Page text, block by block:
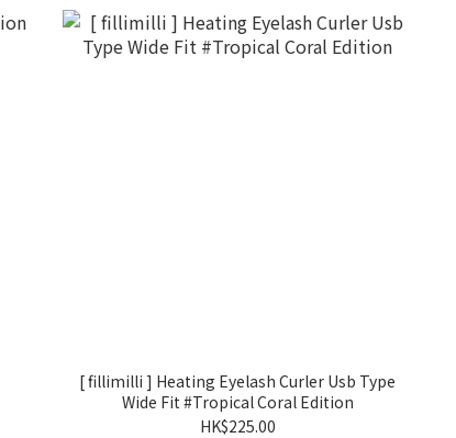
[ fillimilli ] Heating Eyelash Curler Usb Type
Wide Fit #Tropical Coral Edition
HK$225.00